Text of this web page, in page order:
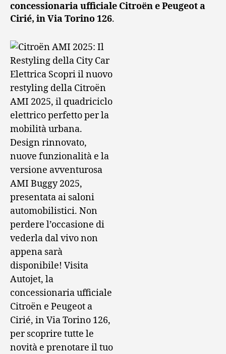
concessionaria ufficiale Citroën e Peugeot a
Cirié, in Via Torino 126.